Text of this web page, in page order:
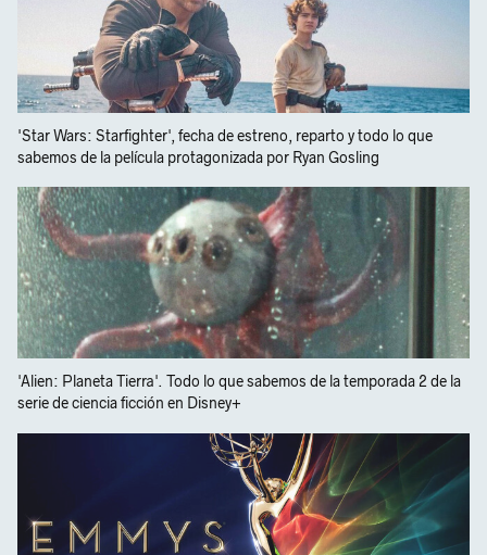
'Star Wars: Starfighter', fecha de estreno, reparto y todo lo que
sabemos de la película protagonizada por Ryan Gosling
'Alien: Planeta Tierra'. Todo lo que sabemos de la temporada 2 de la
serie de ciencia ficción en Disney+